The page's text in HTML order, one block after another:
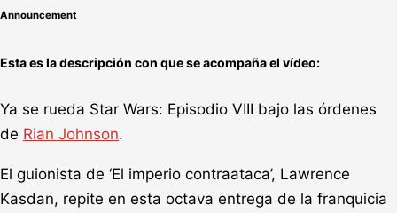
Announcement
Esta es la descripción con que se acompaña el vídeo:
Ya se rueda Star Wars: Episodio VIII bajo las órdenes
de Rian Johnson.
El guionista de ‘El imperio contraataca’, Lawrence
Kasdan, repite en esta octava entrega de la franquicia